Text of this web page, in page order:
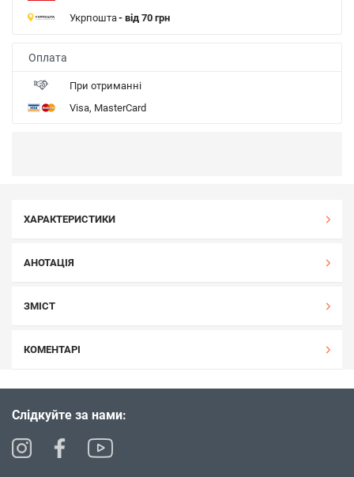
Укрпошта- від 70 грн
Оплата
При отриманні
Visa, MasterCard
ХАРАКТЕРИСТИКИ
АНОТАЦІЯ
ЗМІСТ
КОМЕНТАРІ
Слідкуйте за нами: